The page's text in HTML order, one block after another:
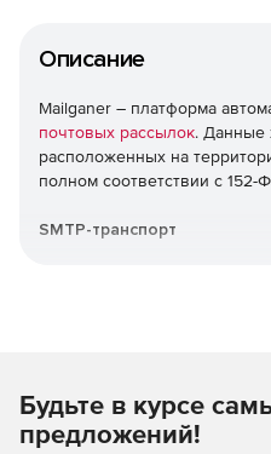
Описание
Mailganer – платформа
почтовых рассылок. Данные
расположенных на
полном соответствии с
SMTP-транспорт
Увеличение CTR до нужного
настройка основных
Будьте в курсе
предложений!